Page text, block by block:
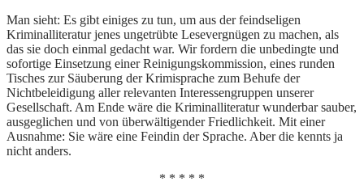
Man sieht: Es gibt einiges zu tun, um aus der feindseligen
Kriminalliteratur jenes ungetrübte Lesevergnügen zu machen, als
das sie doch einmal gedacht war. Wir fordern die unbedingte und
sofortige Einsetzung einer Reinigungskommission, eines runden
Tisches zur Säuberung der Krimisprache zum Behufe der
Nichtbeleidigung aller relevanten Interessengruppen unserer
Gesellschaft. Am Ende wäre die Kriminalliteratur wunderbar sauber,
ausgeglichen und von überwältigender Friedlichkeit. Mit einer
Ausnahme: Sie wäre eine Feindin der Sprache. Aber die kennts ja
nicht anders.
* * * * *